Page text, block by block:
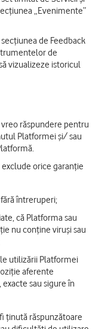
„Evenimente”
de Feedback
de
vizualizeze istoricul
vreo răspundere pentru
Platformei și/ sau
orice garanție
întreruperi;
că Platforma sau
nu conține viruși sau
utilizării Platformei
aferente
sau sigure în
ținută răspunzătoare